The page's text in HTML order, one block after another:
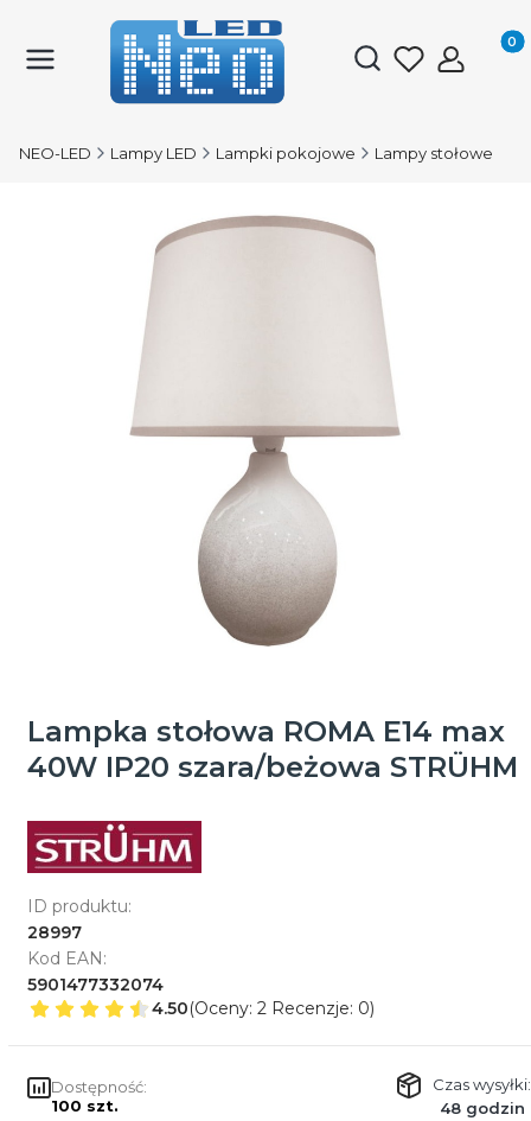
Otwórz
NEO-LED Lampy LED Lampki pokojowe Lampy stołowe
Lampka stołowa ROMA E14 max
40W IP20 szara/beżowa STRÜHM
ID produktu:
28997
Kod EAN:
5901477332074
4.50(Oceny: 2 Recenzje: 0)
Dostępność:
100 szt.
Czas wysyłki:
48 godzin